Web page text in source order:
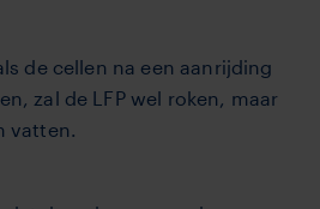
de cellen na een aanrijding
zal de LFP wel roken, maar
vatten.